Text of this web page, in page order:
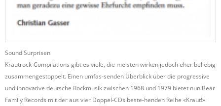
Sound Surprisen
Krautrock-Compilations gibt es viele, die meisten wirken jedoch eher beliebig
zusammengestoppelt. Einen umfas-senden Überblick über die progressive
und innovative deutsche Rockmusik zwischen 1968 und 1979 bietet nun Bear
Family Records mit der aus vier Doppel-CDs beste-henden Reihe «Kraut!».